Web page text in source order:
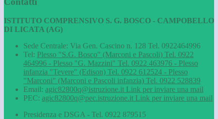
ISTITUTO COMPRENSIVO S. G. BOSCO - CAMPOBELLO
DI LICATA (AG)
Sede Centrale: Via Gen. Cascino n. 128 Tel. 0922464996
Tel: Plesso "S.G. Bosco" (Marconi e Pascoli) Tel. 0922
464996 - Plesso "G. Mazzini" Tel. 0922 463976 - Plesso
infanzia "Tevere" (Edison) Tel. 0922 612524 - Plesso
"Marconi" (Marconi e Pascoli infanzia) Tel. 0922 528839
Email: agic82800q@istruzione.it Link per inviare una mail
PEC: agic82800q@pec.istruzione.it Link per inviare una mail
Presidenza e DSGA - Tel. 0922 879515